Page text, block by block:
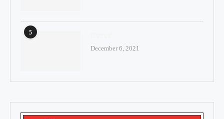
5
December 6, 2021